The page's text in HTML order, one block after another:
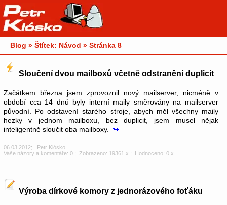
Blog » Štítek: Návod » Stránka 8
Sloučení dvou mailboxů včetně odstranění duplicit
Začátkem března jsem zprovoznil nový mailserver, nicméně v
období cca 14 dnů byly interní maily směrovány na mailserver
původní. Po odstavení starého stroje, abych měl všechny maily
hezky v jednom mailboxu, bez duplicit, jsem musel nějak
inteligentně sloučit oba mailboxy.
06.03.2012; Petr Klósko
Vaše názory a komentáře: 0 ; Zobrazeno: 19361 x ; Hodnoceno: 0 x
Výroba dírkové komory z jednorázového foťáku